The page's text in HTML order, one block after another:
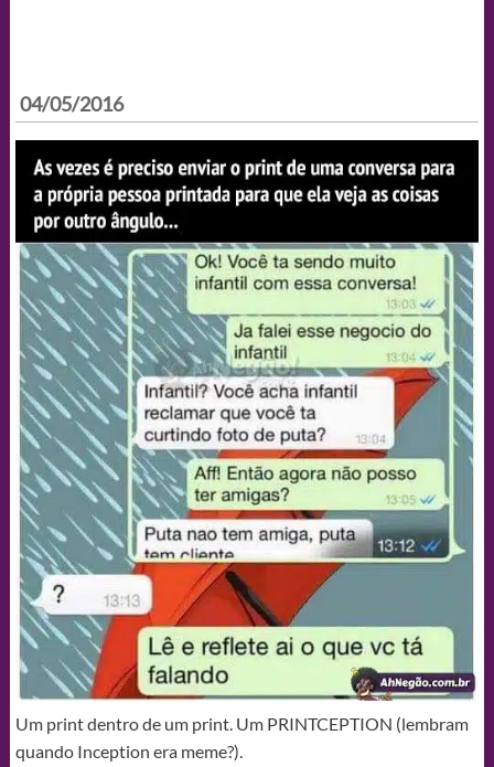
04/05/2016
Um print dentro de um print. Um PRINTCEPTION (lembram
quando Inception era meme?).